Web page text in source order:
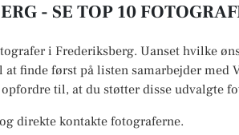
- SE TOP 10
i Frederiksberg. Uanset hvilke
finde først på listen samarbejder med
til, at du støtter disse udvalgte
direkte kontakte fotograferne.